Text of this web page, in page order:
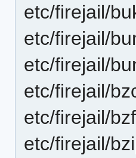
etc/firejail/
etc/firejail/
etc/firejail/
etc/firejail/
etc/firejail/
etc/firejail/